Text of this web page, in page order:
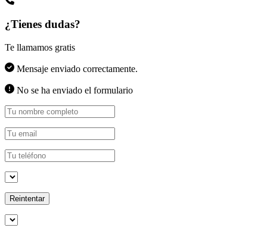
¿Tienes dudas?
Te llamamos gratis
Mensaje enviado correctamente.
No se ha enviado el formulario
Reintentar